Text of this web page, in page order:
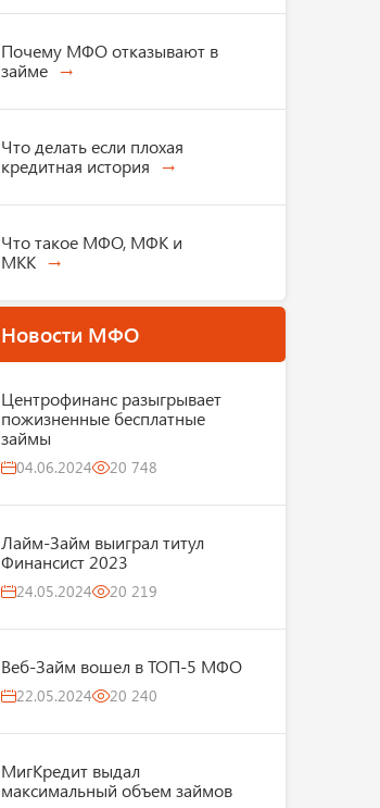
Почему МФО отказывают в
займе
Что делать если плохая
кредитная история
Что такое МФО, МФК и
МКК
Новости МФО
Центрофинанс разыгрывает
пожизненные бесплатные
займы
04.06.2024 20 748
Лайм-Займ выиграл титул
Финансист 2023
24.05.2024 20 219
Веб-Займ вошел в ТОП-5 МФО
22.05.2024 20 240
МигКредит выдал
максимальный объем займов